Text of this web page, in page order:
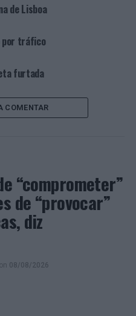
na forma tentada,
de estupefacientes
da Universidade do Minho
de Lisboa
por tráfico
furtada
COMENTAR
“comprometer”
de “provocar”
diz
on 08/08/2026